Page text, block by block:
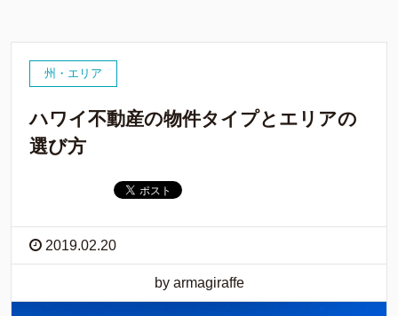
州・エリア
ハワイ不動産の物件タイプとエリアの
選び方
2019.02.20
by armagiraffe